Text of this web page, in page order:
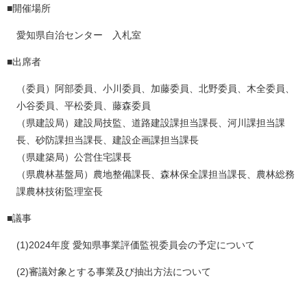
■開催場所
愛知県自治センター 入札室
■出席者
（委員）阿部委員、小川委員、加藤委員、北野委員、木全委員、
小谷委員、平松委員、藤森委員
（県建設局）建設局技監、道路建設課担当課長、河川課担当課
長、砂防課担当課長、建設企画課担当課長
（県建築局）公営住宅課長
（県農林基盤局）農地整備課長、森林保全課担当課長、農林総務
課農林技術監理室長
■議事
(1)2024年度 愛知県事業評価監視委員会の予定について
(2)審議対象とする事業及び抽出方法について